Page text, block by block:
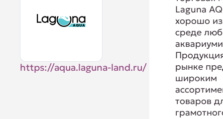
https://aqua.laguna-land.ru/
Laguna
хорошо
среде
рынке
широким
товаров